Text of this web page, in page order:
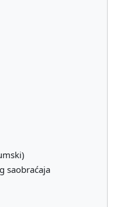
saobraćaja